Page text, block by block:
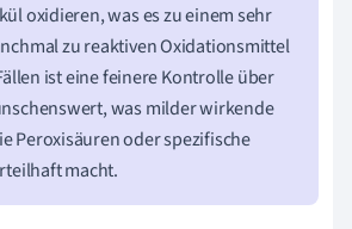
oxidieren, was es zu einem sehr
zu reaktiven Oxidationsmittel
ist eine feinere Kontrolle über
was milder wirkende
Peroxisäuren oder spezifische
macht.